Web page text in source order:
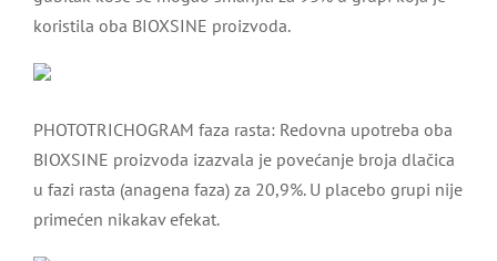
koristila oba BIOXSINE proizvoda.
PHOTOTRICHOGRAM faza rasta: Redovna upotreba oba
BIOXSINE proizvoda izazvala je povećanje broja dlačica
u fazi rasta (anagena faza) za 20,9%. U placebo grupi nije
primećen nikakav efekat.